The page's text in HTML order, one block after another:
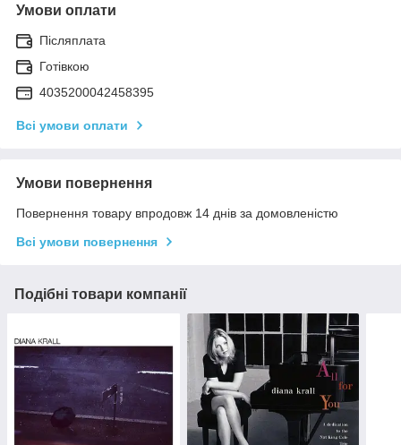
Умови оплати
Післяплата
Готівкою
4035200042458395
Всі умови оплати
Умови повернення
Повернення товару впродовж 14 днів за домовленістю
Всі умови повернення
Подібні товари компанії